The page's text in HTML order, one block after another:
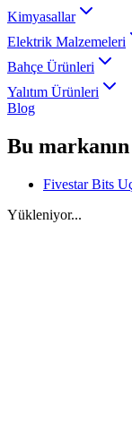
Kimyasallar
Elektrik Malzemeleri
Bahçe Ürünleri
Yalıtım Ürünleri
Blog
Bu
Fivestar Bits
Yükleniyor...